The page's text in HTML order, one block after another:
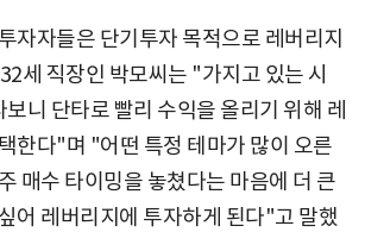
자자들은 단기투자 목적으로 레버리지
세 직장인 박모씨는 "가지고 있는 시
니 단타로 빨리 수익을 올리기 위해 레
한다"며 "어떤 특정 테마가 많이 오른
매수 타이밍을 놓쳤다는 마음에 더 큰
어 레버리지에 투자하게 된다"고 말했